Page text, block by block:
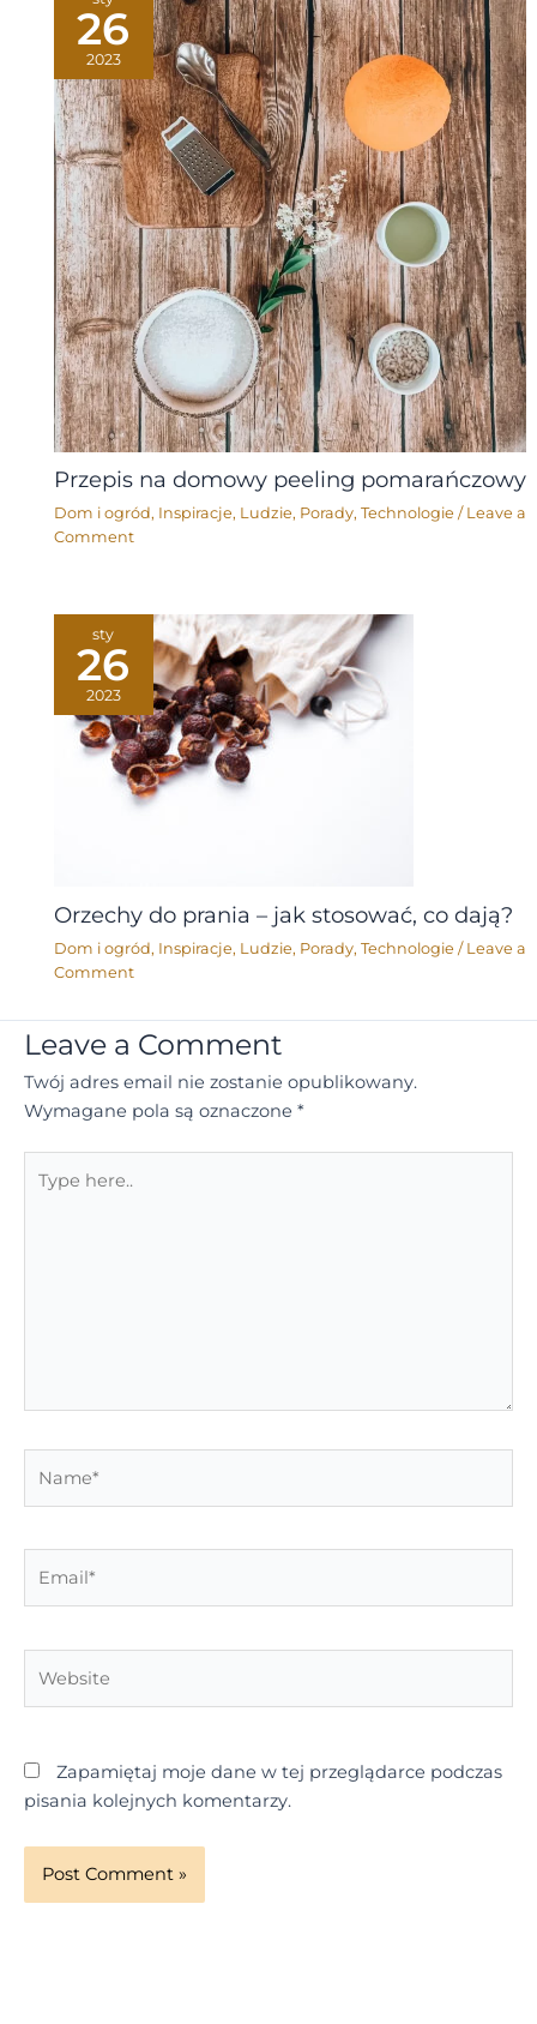
26
2023
Przepis na domowy peeling pomarańczowy
Dom i ogród, Inspiracje, Ludzie, Porady, Technologie / Leave a
Comment
sty
26
2023
Orzechy do prania – jak stosować, co dają?
Dom i ogród, Inspiracje, Ludzie, Porady, Technologie / Leave a
Comment
Leave a Comment
Twój adres email nie zostanie opublikowany.
Wymagane pola są oznaczone *
here..
Zapamiętaj moje dane w tej przeglądarce podczas
pisania kolejnych komentarzy.